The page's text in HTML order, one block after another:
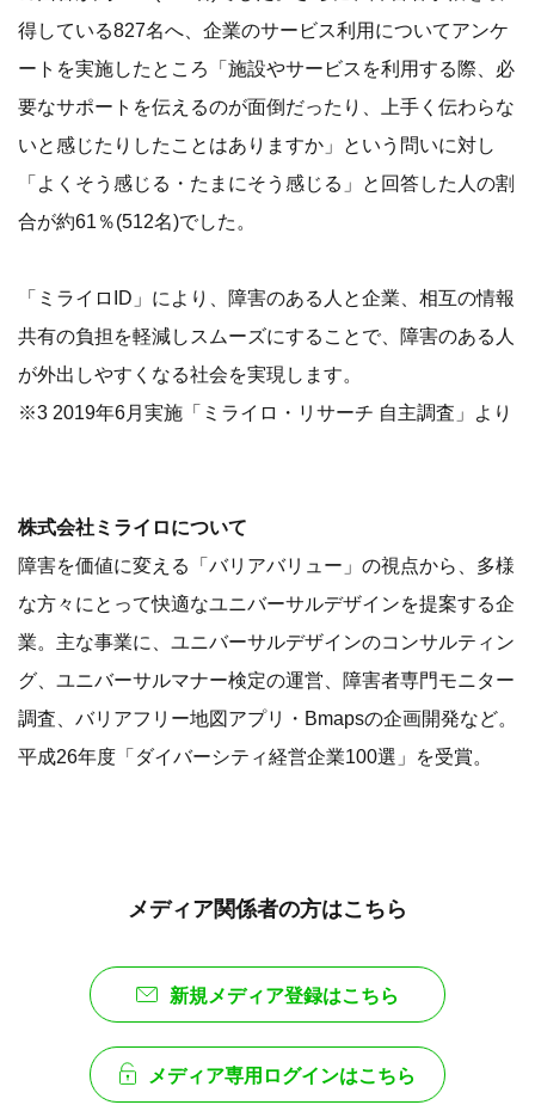
得している827名へ、企業のサービス利用についてアンケ
ートを実施したところ「施設やサービスを利用する際、必
要なサポートを伝えるのが面倒だったり、上手く伝わらな
いと感じたりしたことはありますか」という問いに対し
「よくそう感じる・たまにそう感じる」と回答した人の割
合が約61％(512名)でした。
「ミライロID」により、障害のある人と企業、相互の情報
共有の負担を軽減しスムーズにすることで、障害のある人
が外出しやすくなる社会を実現します。
※3 2019年6月実施「ミライロ・リサーチ 自主調査」より
株式会社ミライロについて
障害を価値に変える「バリアバリュー」の視点から、多様
な方々にとって快適なユニバーサルデザインを提案する企
業。主な事業に、ユニバーサルデザインのコンサルティン
グ、ユニバーサルマナー検定の運営、障害者専門モニター
調査、バリアフリー地図アプリ・Bmapsの企画開発など。
平成26年度「ダイバーシティ経営企業100選」を受賞。
メディア関係者の方はこちら
新規メディア登録はこちら
メディア専用ログインはこちら